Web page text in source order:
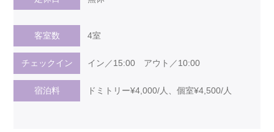
客室数 4室
チェックイン イン／15:00 アウト／10:00
宿泊料 ドミトリー¥4,000/人、個室¥4,500/人